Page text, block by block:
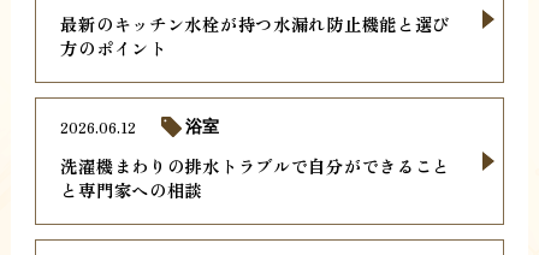
最新のキッチン水栓が持つ水漏れ防止機能と選び
方のポイント
洗濯機まわりの排水トラブルで自分ができること
と専門家への相談
2026.06.12 浴室